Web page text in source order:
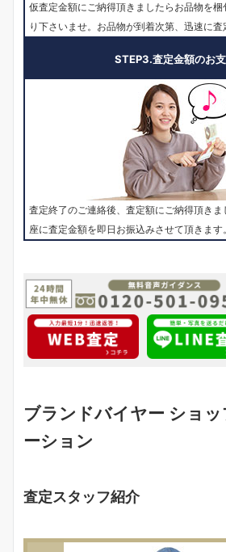
仮査定金額にご納得頂きましたらお品物を
り下さいませ。お品物が到着次第、迅速に査
STEP3.査定金額のお
査定終了のご連絡後、査定額にご納得頂きま
座に査定金額を即日お振込みさせて頂きます。
ブランドバイヤー ショ
ーション
査定スタッフ紹介